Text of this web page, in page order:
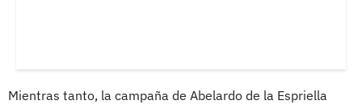
Mientras tanto, la campaña de Abelardo de la Espriella